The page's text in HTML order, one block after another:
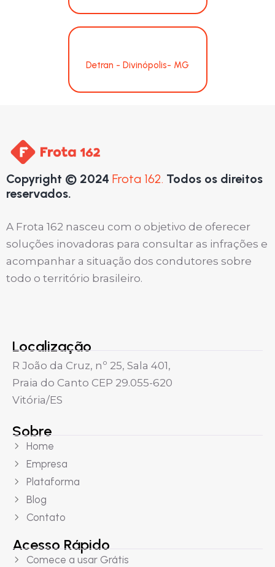
Detran - Divinópolis- MG
Copyright © 2024 Frota 162. Todos os direitos
reservados.
A Frota 162 nasceu com o objetivo de oferecer
soluções inovadoras para consultar as infrações e
acompanhar a situação dos condutores sobre
todo o território brasileiro.
Localização
R João da Cruz, nº 25, Sala 401,
Praia do Canto CEP 29.055-620
Vitória/ES
Sobre
Home
Empresa
Plataforma
Blog
Contato
Acesso Rápido
Comece a usar Grátis